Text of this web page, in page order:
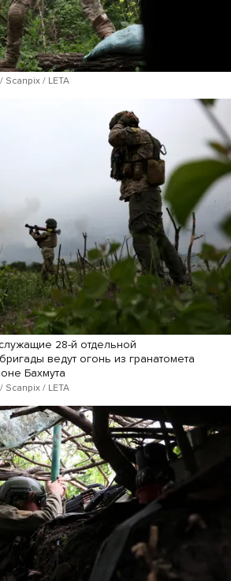
Scanpix / LETA
28-й отдельной
ведут огонь из гранатомета
Бахмута
Scanpix / LETA